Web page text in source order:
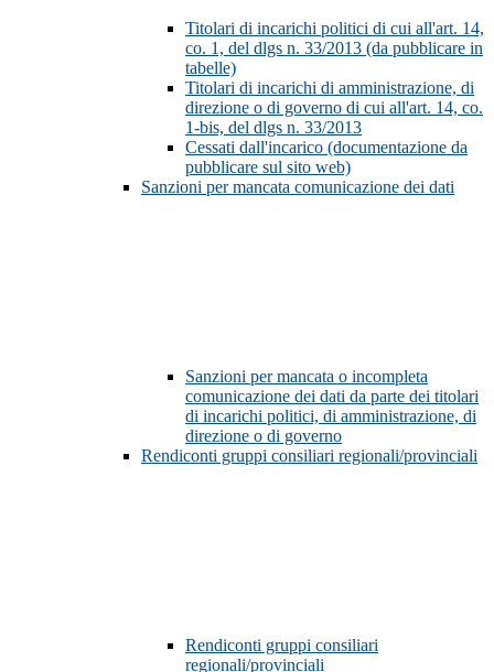
Titolari di incarichi politici di cui all'art. 14,
co. 1, del dlgs n. 33/2013 (da pubblicare in
tabelle)
Titolari di incarichi di amministrazione, di
direzione o di governo di cui all'art. 14, co.
1-bis, del dlgs n. 33/2013
Cessati dall'incarico (documentazione da
pubblicare sul sito web)
Sanzioni per mancata comunicazione dei dati
Sanzioni per mancata o incompleta
comunicazione dei dati da parte dei titolari
di incarichi politici, di amministrazione, di
direzione o di governo
Rendiconti gruppi consiliari regionali/provinciali
Rendiconti gruppi consiliari
regionali/provinciali